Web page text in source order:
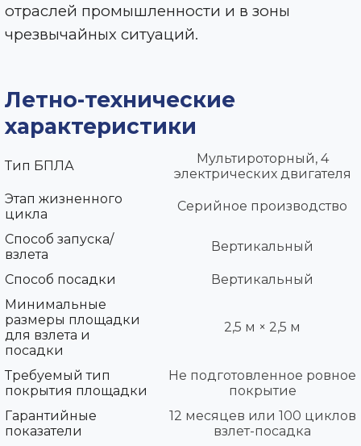
отраслей промышленности и в зоны
чрезвычайных ситуаций.
Летно-технические
характеристики
Тип БПЛА
Мультироторный, 4
электрических двигателя
Этап жизненного
цикла
Серийное производство
Способ запуска/
взлета
Вертикальный
Способ посадки
Вертикальный
Минимальные
размеры площадки
для взлета и
посадки
2,5 м × 2,5 м
Требуемый тип
покрытия площадки
Не подготовленное ровное
покрытие
Гарантийные
показатели
12 месяцев или 100 циклов
взлет-посадка